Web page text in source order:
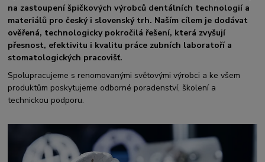
na zastoupení špičkových výrobců dentálních technologií a
materiálů pro český i slovenský trh. Naším cílem je dodávat
ověřená, technologicky pokročilá řešení, která zvyšují
přesnost, efektivitu i kvalitu práce zubních laboratoří a
stomatologických pracovišť.
Spolupracujeme s renomovanými světovými výrobci a ke všem
produktům poskytujeme odborné poradenství, školení a
technickou podporu.